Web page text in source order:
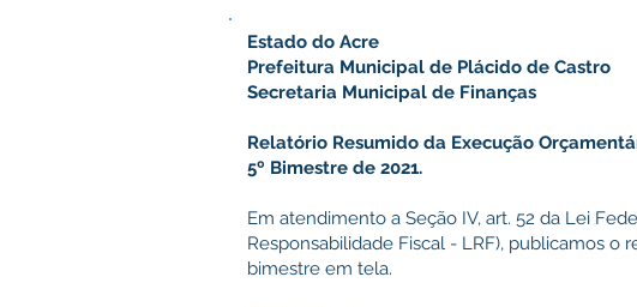
Estado do Acre
Prefeitura Municipal de Plácido de Castro
Secretaria Municipal de Finanças
Relatório Resumido da Execução
5º Bimestre de 2021.
Em atendimento a Seção IV, art. 52 da Lei
Responsabilidade Fiscal - LRF), publicamos o
bimestre em tela.